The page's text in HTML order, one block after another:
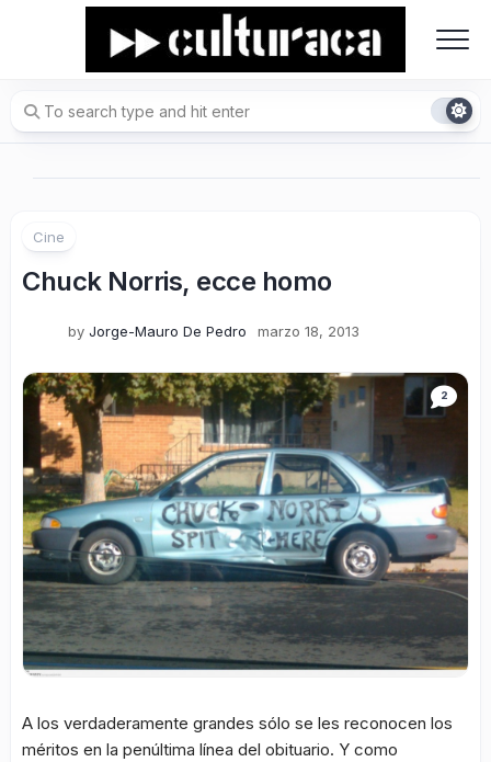
Cine
Chuck Norris, ecce homo
by Jorge-Mauro De Pedro marzo 18, 2013
2
A los verdaderamente grandes sólo se les reconocen los
méritos en la penúltima línea del obituario. Y como